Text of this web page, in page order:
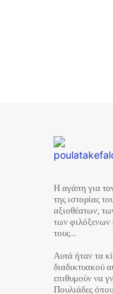
Η αγάπη για
της ιστορίας
αξιοθέατων,
των φιλόξενων
τους…
Αυτά ήταν τα
διαδικτυακού
επιθυμούν να
Πουλιάδες